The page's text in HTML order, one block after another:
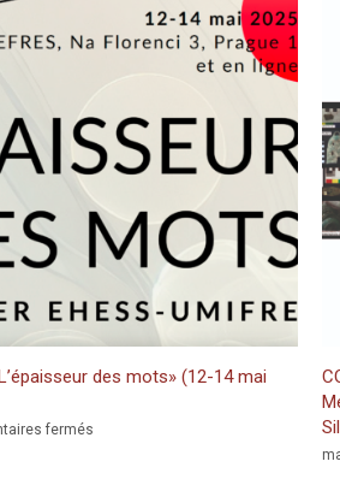
the Nativity in Bethlehem. Inscriptions
des mots» (12-14 mai
sur
Silk
mars